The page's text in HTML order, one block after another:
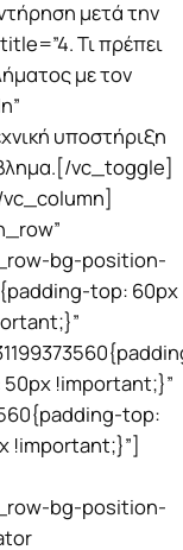
μετά την
Τι πρέπει
με τον
υποστήριξη
vc_toggle]
bg-position-
top: 60px
!important;}”
top:
!important;}”]
bg-position-